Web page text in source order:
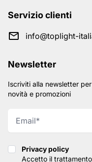
Servizio clienti
info@toplight-
Newsletter
Iscriviti alla newsletter
novità e promozioni
Privacy policy
Privacy policy
Accetto il